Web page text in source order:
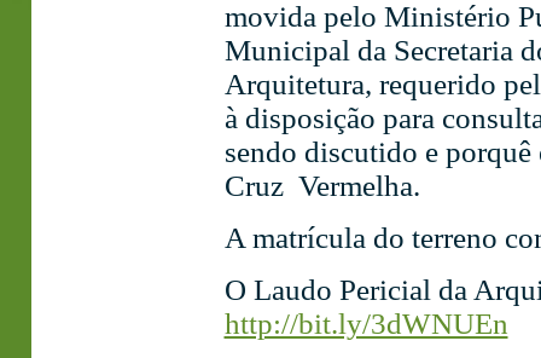
movida pelo Ministério
Municipal da Secretaria
Arquitetura, requerido
à disposição para
sendo discutido e porquê
Cruz Vermelha.
A matrícula do terreno
O Laudo Pericial da
http://bit.ly/3dWNUEn